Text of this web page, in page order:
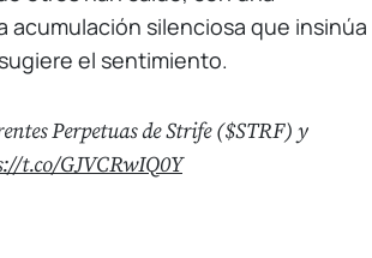
silenciosa que insinúa
el sentimiento.
Perpetuas de Strife ($STRF) y
t.co/GJVCRwIQ0Y